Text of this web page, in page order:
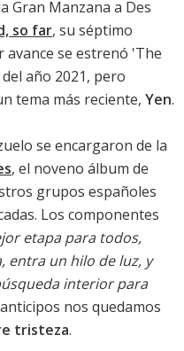
Gran Manzana a Des
so far, su séptimo
avance se estrenó 'The
año 2021, pero
tema más reciente, Yen.
se encargaron de la
, el noveno álbum de
grupos españoles
Los componentes
etapa para todos,
entra un hilo de luz, y
interior para
nos quedamos
tristeza.